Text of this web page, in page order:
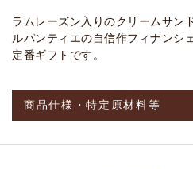
ラムレーズン入りのクリームサン
ルパンティエの自信作フィナンシ
定番ギフトです。
商品仕様・特定原材料等